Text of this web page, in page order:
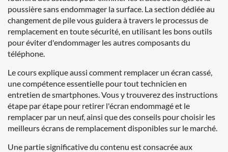
poussière sans endommager la surface. La section dédiée au
changement de pile vous guidera à travers le processus de
remplacement en toute sécurité, en utilisant les bons outils
pour éviter d'endommager les autres composants du
téléphone.
Le cours explique aussi comment remplacer un écran cassé,
une compétence essentielle pour tout technicien en
entretien de smartphones. Vous y trouverez des instructions
étape par étape pour retirer l'écran endommagé et le
remplacer par un neuf, ainsi que des conseils pour choisir les
meilleurs écrans de remplacement disponibles sur le marché.
Une partie significative du contenu est consacrée aux